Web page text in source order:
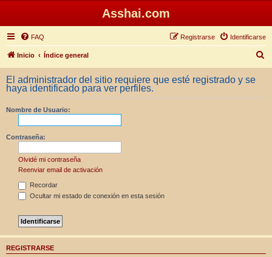
Asshai.com
FAQ Identificarse
Registrarse
Inicio Índice general
u
c
El administrador del sitio requiere que esté registrado y se
haya identificado para ver perfiles.
Nombre de Usuario:
Contraseña:
Olvidé mi contraseña
Reenviar email de activación
Recordar
Ocultar mi estado de conexión en esta sesión
REGISTRARSE